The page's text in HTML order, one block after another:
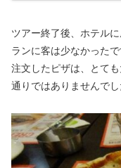
ツアー終了後、ホテル
ランに客は少なかったで
注文したピザは、とて
通りではありませんでし